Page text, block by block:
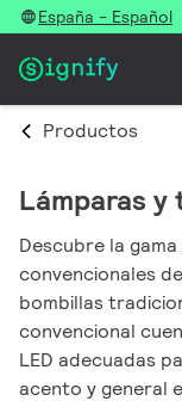
España - Español
Productos
Lámparas
Descubre la
convencionales
bombillas
convencional
LED adecuadas
acento y general